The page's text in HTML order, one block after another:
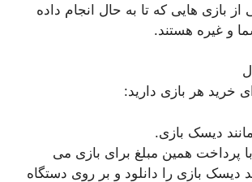
بازی هایی که تا به حال انجام داده
و غیره هستند.
دیسک بازی.
پرداخت همین مبلغ برای بازی می
دیسک بازی را دانلود و بر روی دستگاه